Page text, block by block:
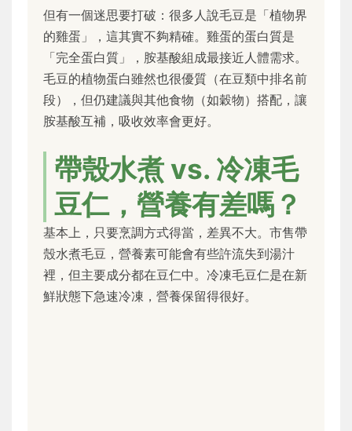
但有一個迷思要打破：很多人說毛豆是「植物界
的雞蛋」，這其實不夠精確。雞蛋的蛋白質是
「完全蛋白質」，胺基酸組成最接近人體需求。
毛豆的植物蛋白雖然也很優質（在豆類中排名前
段），但仍建議與其他食物（如穀物）搭配，讓
胺基酸互補，吸收效率會更好。
帶殼水煮 vs. 冷凍毛
豆仁，營養有差嗎？
基本上，只要烹調方式得當，差異不大。市售帶
殼水煮毛豆，營養素可能會有些許流失到湯汁
裡，但主要成分都在豆仁中。冷凍毛豆仁是在新
鮮狀態下急速冷凍，營養保留得很好。